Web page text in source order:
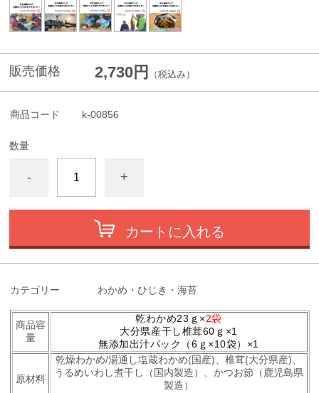
販売価格 2,730円 （税込み）
商品コード k-00856
数量
- +
カートに入れる
カテゴリー わかめ・ひじき・海苔
商品容
量
乾わかめ23ｇ×2袋
大分県産干し椎茸60ｇ×1
無添加出汁パック（6ｇ×10袋）×1
原材料
乾燥わかめ/湯通し塩蔵わかめ(国産)、椎茸(大分県産)、
うるめいわし煮干し（国内製造）、かつお節（鹿児島県
製造）